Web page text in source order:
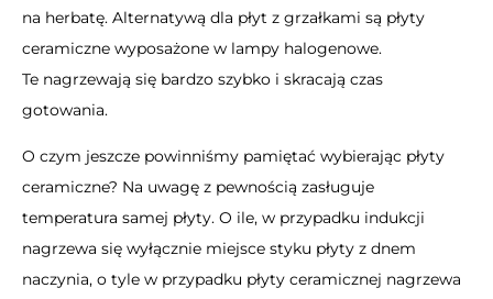
na herbatę. Alternatywą dla płyt z grzałkami są płyty
ceramiczne wyposażone w lampy halogenowe.
Te nagrzewają się bardzo szybko i skracają czas
gotowania.
O czym jeszcze powinniśmy pamiętać wybierając płyty
ceramiczne? Na uwagę z pewnością zasługuje
temperatura samej płyty. O ile, w przypadku indukcji
nagrzewa się wyłącznie miejsce styku płyty z dnem
naczynia, o tyle w przypadku płyty ceramicznej nagrzewa